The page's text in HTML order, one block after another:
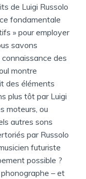
de Luigi Russolo
fondamentale
» pour employer
savons
connaissance des
montre
des éléments
plus tôt par Luigi
moteurs, ou
autres sons
par Russolo
futuriste
possible ?
– et